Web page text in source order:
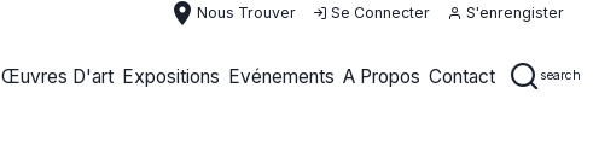
place Nous Trouver Se Connecter S'enrengister
Œuvres D'art Expositions Evénements A Propos Contact search